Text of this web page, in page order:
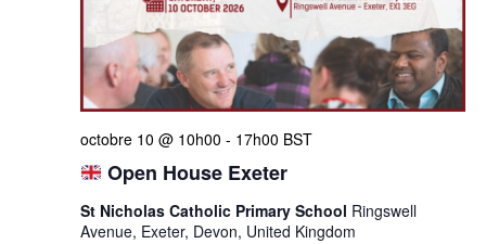
Open House Exeter
octobre 10 @ 10h00 - 17h00 BST
St Nicholas Catholic Primary School Ringswell
Avenue, Exeter, Devon, United Kingdom